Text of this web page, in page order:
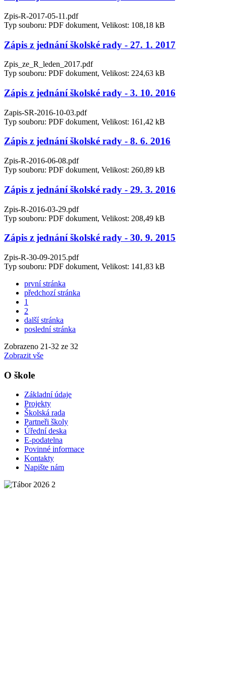
Zpis-R-2017-05-11.pdf
Typ souboru: PDF dokument, Velikost: 108,18 kB
Zápis z jednání školské rady - 27. 1. 2017
Zpis_ze_R_leden_2017.pdf
Typ souboru: PDF dokument, Velikost: 224,63 kB
Zápis z jednání školské rady - 3. 10. 2016
Zapis-SR-2016-10-03.pdf
Typ souboru: PDF dokument, Velikost: 161,42 kB
Zápis z jednání školské rady - 8. 6. 2016
Zpis-R-2016-06-08.pdf
Typ souboru: PDF dokument, Velikost: 260,89 kB
Zápis z jednání školské rady - 29. 3. 2016
Zpis-R-2016-03-29.pdf
Typ souboru: PDF dokument, Velikost: 208,49 kB
Zápis z jednání školské rady - 30. 9. 2015
Zpis-R-30-09-2015.pdf
Typ souboru: PDF dokument, Velikost: 141,83 kB
první stránka
předchozí stránka
1
2
další stránka
poslední stránka
Zobrazeno 21-32 ze 32
Zobrazit vše
O škole
Základní údaje
Projekty
Školská rada
Partneři školy
Úřední deska
E-podatelna
Povinné informace
Kontakty
Napište nám